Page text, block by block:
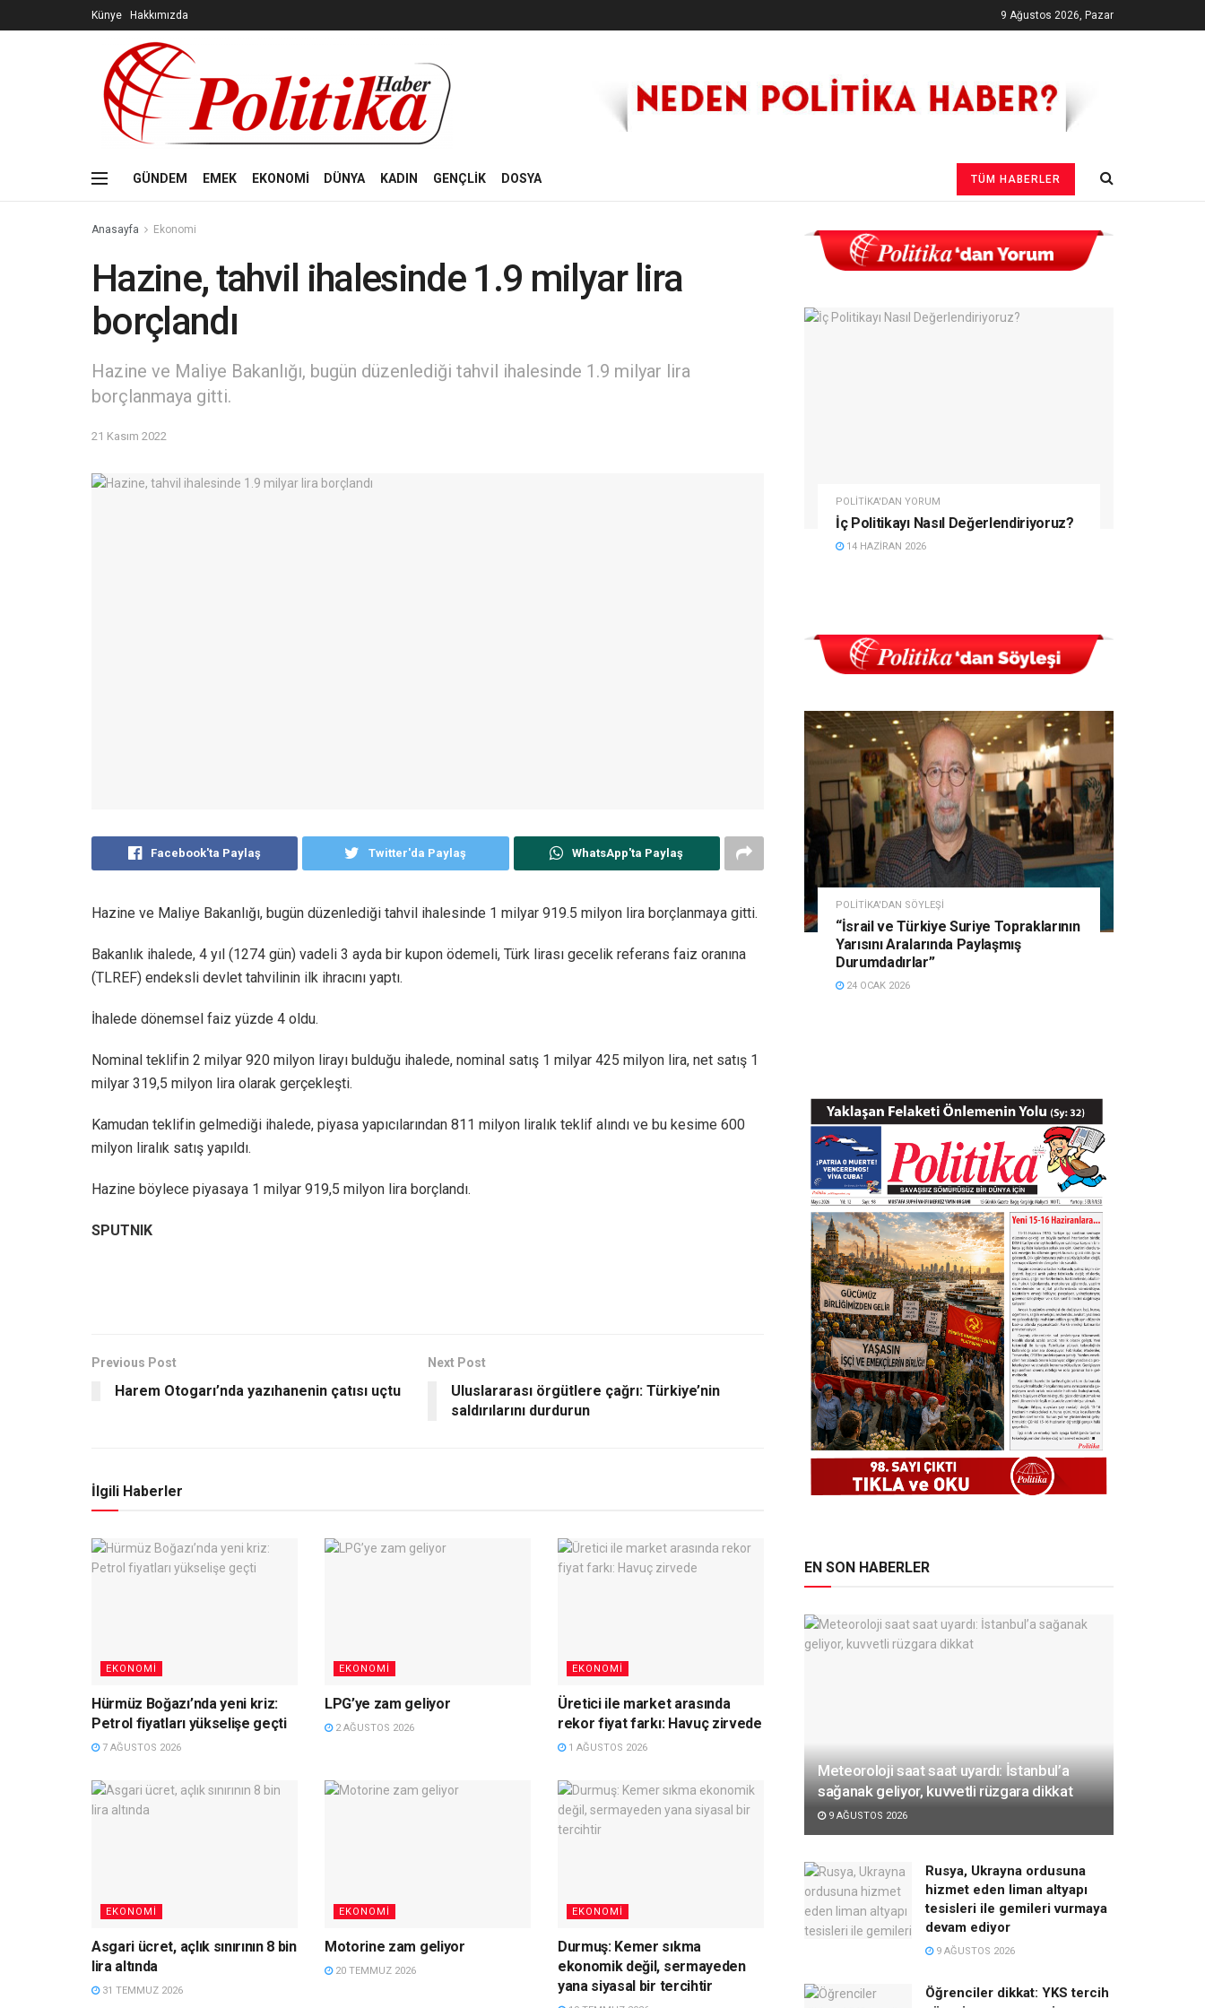
Künye Hakkımızda 9 Ağustos 2026, Pazar
GÜNDEM EMEK EKONOMİ DÜNYA KADIN GENÇLİK DOSYA TÜM HABERLER
Anasayfa Ekonomi
Hazine, tahvil ihalesinde 1.9 milyar lira
borçlandı
Hazine ve Maliye Bakanlığı, bugün düzenlediği tahvil ihalesinde 1.9 milyar lira
borçlanmaya gitti.
21 Kasım 2022
Facebook'ta Paylaş Twitter'da Paylaş WhatsApp'ta Paylaş
Hazine ve Maliye Bakanlığı, bugün düzenlediği tahvil ihalesinde 1 milyar 919.5 milyon lira borçlanmaya gitti.
Bakanlık ihalede, 4 yıl (1274 gün) vadeli 3 ayda bir kupon ödemeli, Türk lirası gecelik referans faiz oranına
(TLREF) endeksli devlet tahvilinin ilk ihracını yaptı.
İhalede dönemsel faiz yüzde 4 oldu.
Nominal teklifin 2 milyar 920 milyon lirayı bulduğu ihalede, nominal satış 1 milyar 425 milyon lira, net satış 1
milyar 319,5 milyon lira olarak gerçekleşti.
Kamudan teklifin gelmediği ihalede, piyasa yapıcılarından 811 milyon liralık teklif alındı ve bu kesime 600
milyon liralık satış yapıldı.
Hazine böylece piyasaya 1 milyar 919,5 milyon lira borçlandı.
SPUTNIK
Previous Post
Harem Otogarı’nda yazıhanenin çatısı uçtu
Next Post
Uluslararası örgütlere çağrı: Türkiye’nin
saldırılarını durdurun
İlgili Haberler
EKONOMI
Hürmüz Boğazı’nda yeni kriz:
Petrol fiyatları yükselişe geçti
7 AĞUSTOS 2026
EKONOMI
LPG’ye zam geliyor
2 AĞUSTOS 2026
EKONOMI
Üretici ile market arasında
rekor fiyat farkı: Havuç zirvede
1 AĞUSTOS 2026
EKONOMI
Asgari ücret, açlık sınırının 8 bin
lira altında
31 TEMMUZ 2026
EKONOMI
Motorine zam geliyor
20 TEMMUZ 2026
EKONOMI
Durmuş: Kemer sıkma
ekonomik değil, sermayeden
yana siyasal bir tercihtir
POLITIKA'DAN YORUM
İç Politikayı Nasıl Değerlendiriyoruz?
14 HAZIRAN 2026
POLITIKA'DAN SÖYLEŞI
“İsrail ve Türkiye Suriye Topraklarının
Yarısını Aralarında Paylaşmış
Durumdadırlar”
24 OCAK 2026
EN SON HABERLER
Meteoroloji saat saat uyardı: İstanbul’a
sağanak geliyor, kuvvetli rüzgara dikkat
9 AĞUSTOS 2026
Rusya, Ukrayna ordusuna
hizmet eden liman altyapı
tesisleri ile gemileri vurmaya
devam ediyor
9 AĞUSTOS 2026
Öğrenciler dikkat: YKS tercih